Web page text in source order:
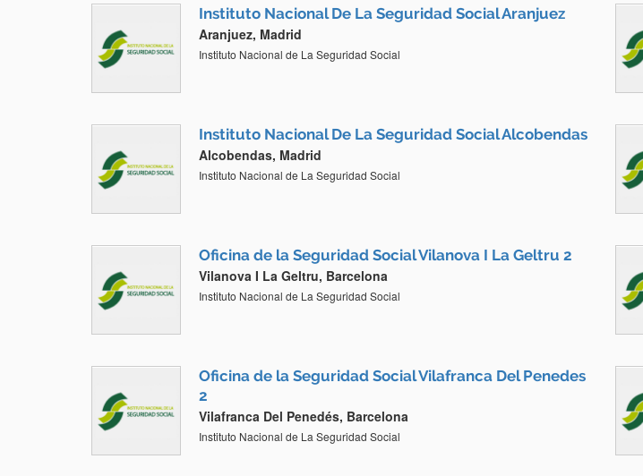
Instituto Nacional De La Seguridad Social Aranjuez
Aranjuez, Madrid
Instituto Nacional de La Seguridad Social
Instituto Nacional De La Seguridad Social Alcobendas
Alcobendas, Madrid
Instituto Nacional de La Seguridad Social
Oficina de la Seguridad Social Vilanova I La Geltru 2
Vilanova I La Geltru, Barcelona
Instituto Nacional de La Seguridad Social
Oficina de la Seguridad Social Vilafranca Del Penedes
2
Vilafranca Del Penedés, Barcelona
Instituto Nacional de La Seguridad Social